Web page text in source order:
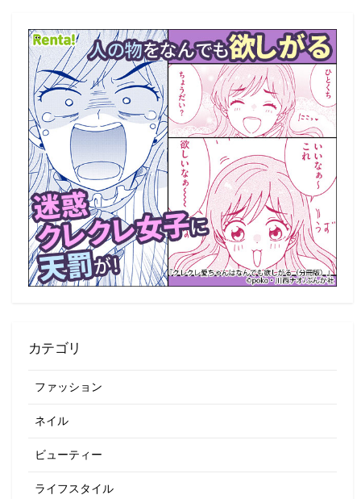
覧
カテゴリ
ファッション
ネイル
ビューティー
ライフスタイル